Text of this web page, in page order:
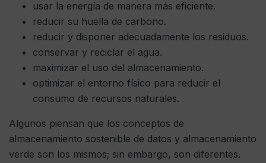
usar la energía de manera más eficiente.
reducir su huella de carbono.
reducir y disponer adecuadamente los residuos.
conservar y reciclar el agua.
maximizar el uso del almacenamiento.
optimizar el entorno físico para reducir el
consumo de recursos naturales.
Algunos piensan que los conceptos de
almacenamiento sostenible de datos y almacenamiento
verde son los mismos; sin embargo, son diferentes.